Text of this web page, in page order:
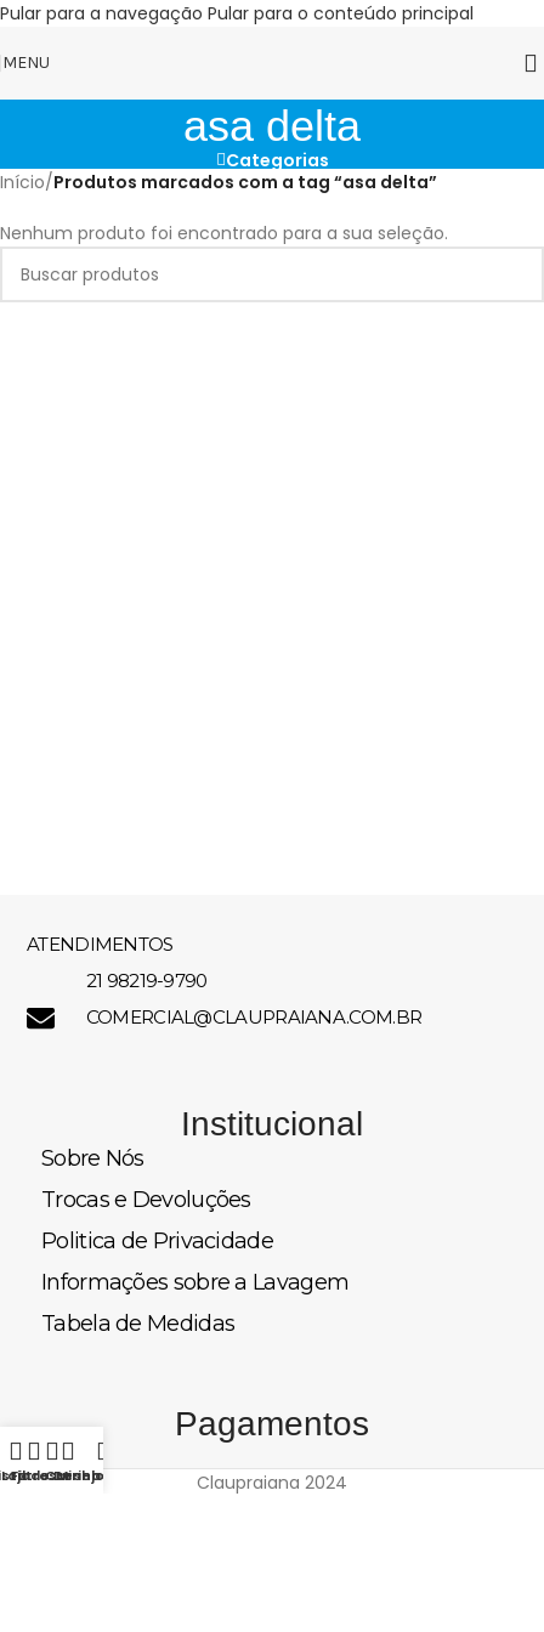
Pular para a navegação Pular para o conteúdo principal
MENU
asa delta
Categorias
Início/Produtos marcados com a tag “asa delta”
Nenhum produto foi encontrado para a sua seleção.
ATENDIMENTOS
21 98219-9790
COMERCIAL@CLAUPRAIANA.COM.BR
Institucional
Sobre Nós
Trocas e Devoluções
Politica de Privacidade
Informações sobre a Lavagem
Tabela de Medidas
Pagamentos
Claupraiana 2024
Loja
Filtros
de Desejos
Carrinho
Minha conta